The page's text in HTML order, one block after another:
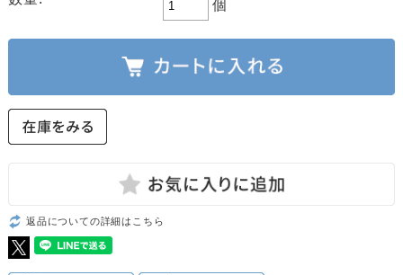
個
返品についての詳細はこちら